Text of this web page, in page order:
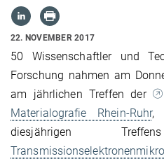
22. NOVEMBER 2017
50 Wissenschaftler und
Forschung nahmen am
am jährlichen Treffen der
Materialografie Rhein-Ruhr,
diesjährigen